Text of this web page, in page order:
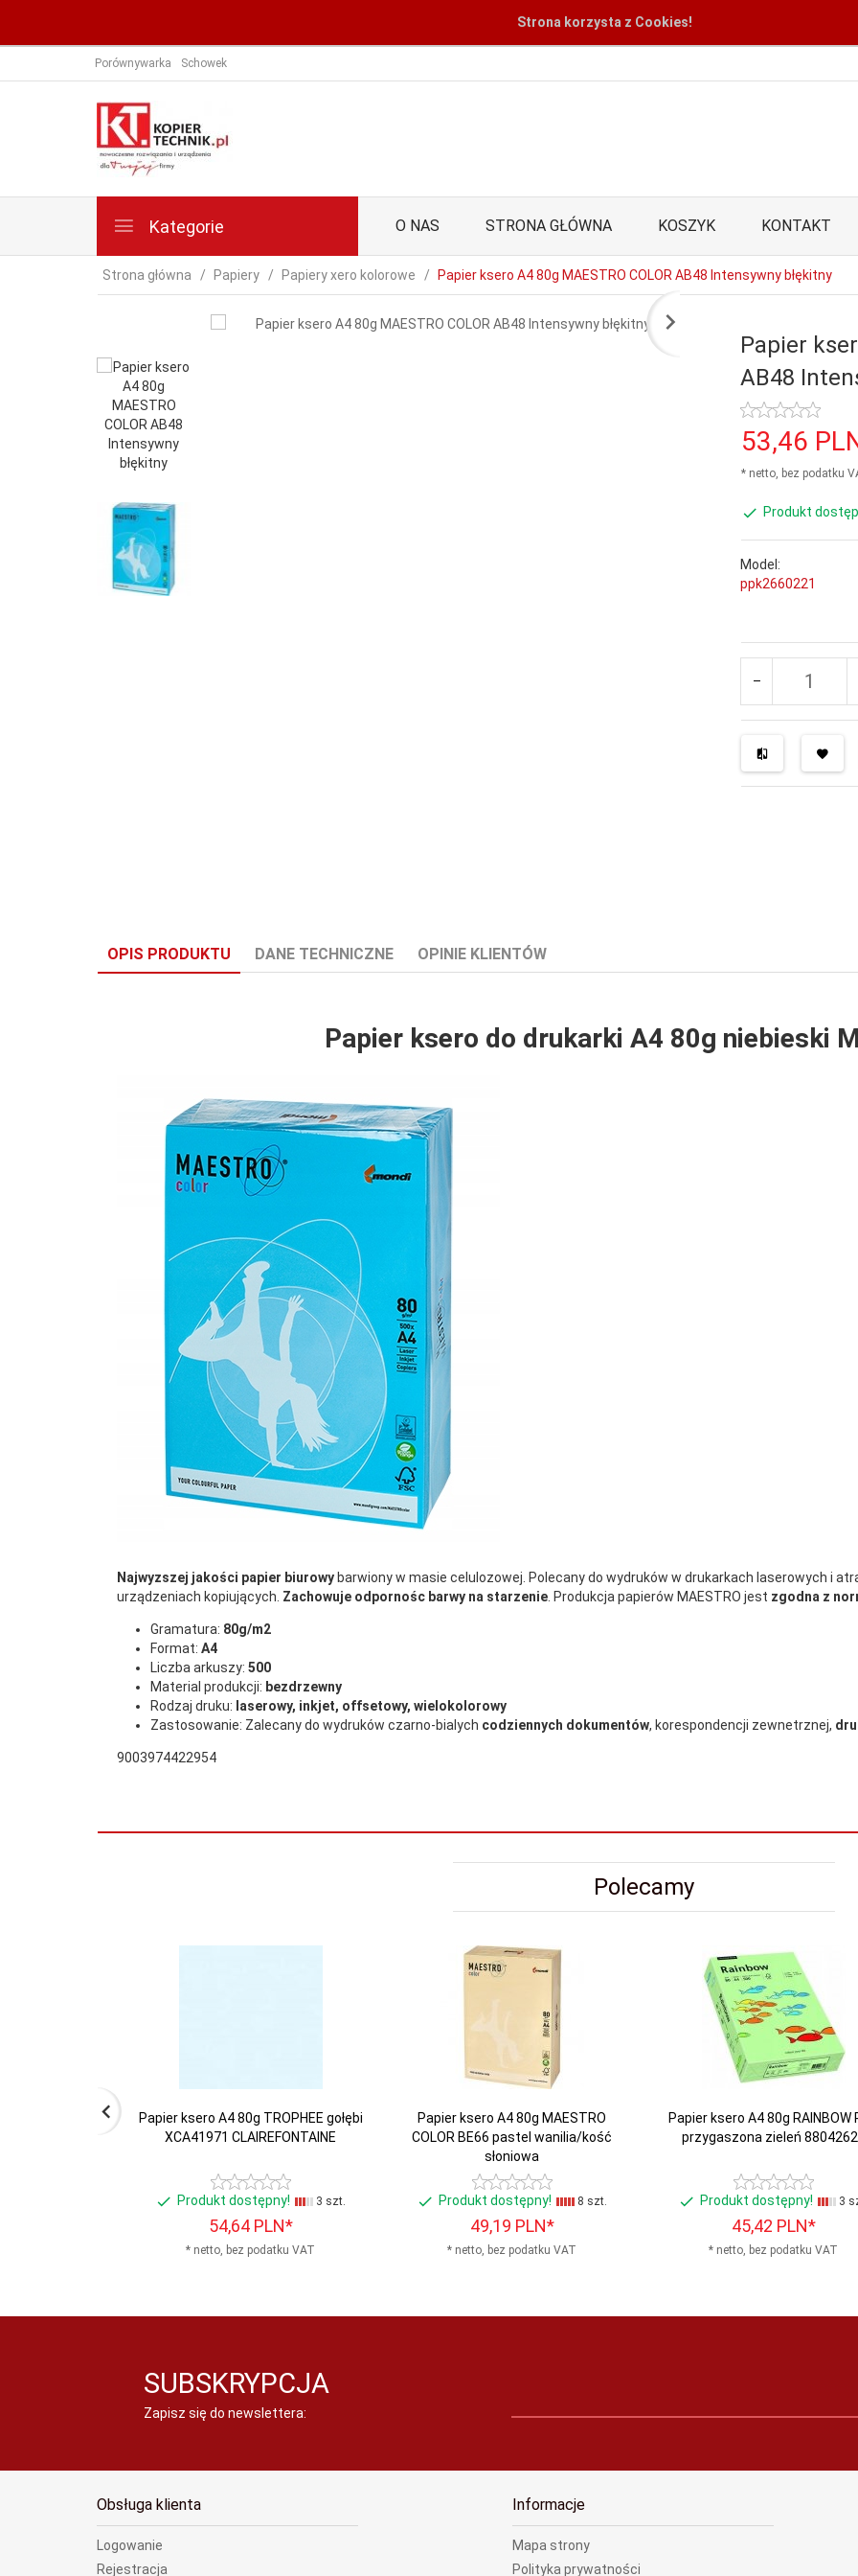
Strona korzysta z Cookies!
Porównywarka Schowek
Kategorie O NAS STRONA GŁÓWNA KOSZYK KONTAKT
Strona główna Papiery Papiery xero kolorowe Papier ksero A4 80g MAESTRO COLOR AB48 Intensywny błękitny
Papier
AB48
53,46
* netto, bez podatku
Produkt
Model:
ppk2660221
OPIS PRODUKTU DANE TECHNICZNE OPINIE KLIENTÓW
Papier ksero do drukarki A4 80g niebieski
Najwyzszej jakości papier biurowy barwiony w masie celulozowej. Polecany do wydruków w drukarkach laserowych i
urządzeniach kopiujących. Zachowuje odpornośc barwy na starzenie. Produkcja papierów MAESTRO jest zgodna z
Gramatura: 80g/m2
Format: A4
Liczba arkuszy: 500
Material produkcji: bezdrzewny
Rodzaj druku: laserowy, inkjet, offsetowy, wielokolorowy
Zastosowanie: Zalecany do wydruków czarno-bialych codziennych dokumentów, korespondencji zewnetrznej,
9003974422954
0
Format: A4
0
80
Ilość arkuszy: 500
_ błękitny
Marka: Maestro
Szerokość (mm): 297
Wersja_Katalogu: Katalog 2020
Wysokość (mm): 210
Polecamy
Papier ksero A4 80g TROPHEE gołębi
XCA41971 CLAIREFONTAINE
Produkt dostępny! 3 szt.
54,64 PLN*
* netto, bez podatku VAT
Papier ksero A4 80g MAESTRO
COLOR BE66 pastel wanilia/kość
słoniowa
Produkt dostępny! 8 szt.
49,19 PLN*
* netto, bez podatku VAT
Papier ksero A4 80g RAINBOW
przygaszona zieleń
Produkt dostępny! 3
45,42 PLN*
* netto, bez podatku VAT
SUBSKRYPCJA
Zapisz się do newslettera:
Obsługa klienta
Logowanie
Rejestracja
Informacje
Mapa strony
Polityka prywatności